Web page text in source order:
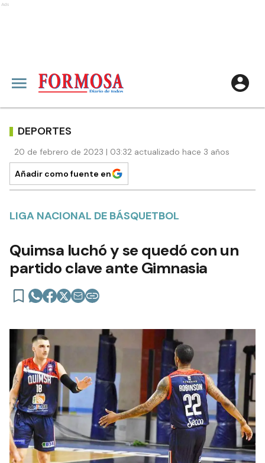
Ads
DEPORTES
20 de febrero de 2023 | 03:32 actualizado hace 3 años
Añadir como fuente en
LIGA NACIONAL DE BÁSQUETBOL
Quimsa luchó y se quedó con un
partido clave ante Gimnasia